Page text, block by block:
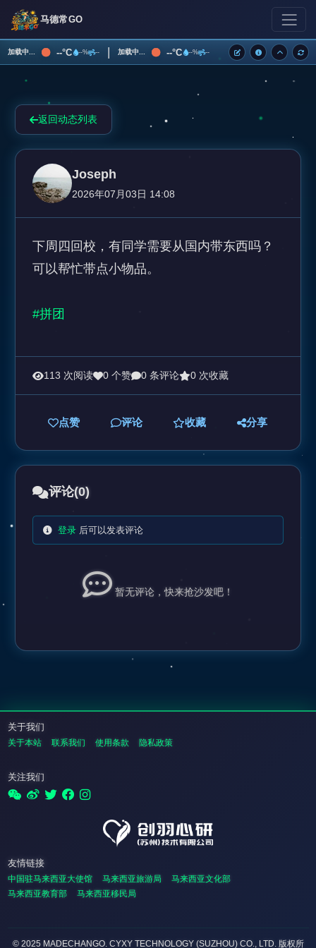
马德常GO
加载中... --°C --% -- | 加载中... --°C --% --
返回动态列表
Joseph
2026年07月03日 14:08
下周四回校，有同学需要从国内带东西吗？
可以帮忙带点小物品。
#拼团
113 次阅读 0 个赞 0 条评论 0 次收藏
点赞 评论 收藏 分享
评论(0)
登录后可以发表评论
暂无评论，快来抢沙发吧！
关于我们
关于本站 联系我们 使用条款 隐私政策
关注我们
友情链接
中国驻马来西亚大使馆 马来西亚旅游局
马来西亚文化部
马来西亚教育部
马来西亚移民局
© 2025 MADECHANGO. CYXY TECHNOLOGY (SUZHOU) CO., LTD. 版权所